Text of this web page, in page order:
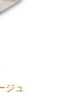
ジュ